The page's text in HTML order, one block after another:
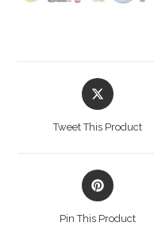
Tweet This Product
Pin This Product